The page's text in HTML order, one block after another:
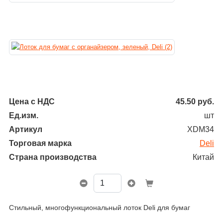
Цена с НДС 45.50 руб.
Ед.изм.
шт
Артикул
XDM34
Торговая марка
Deli
Страна производства
Китай
Стильный, многофункциональный лоток Deli для бумаг